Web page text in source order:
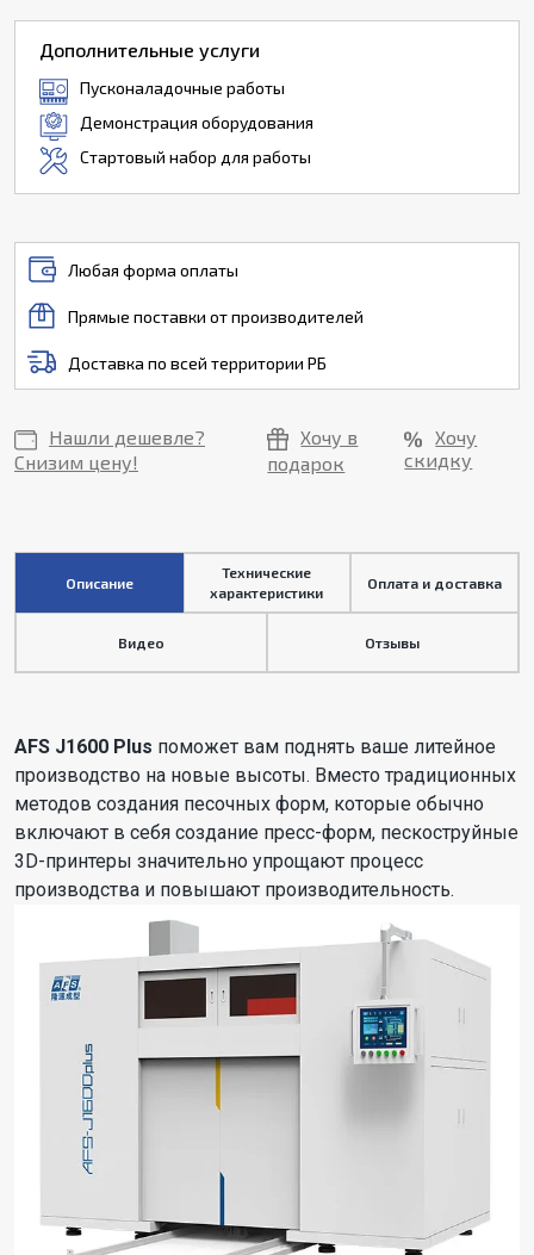
Дополнительные услуги
Пусконаладочные работы
Демонстрация оборудования
Стартовый набор для работы
Любая форма оплаты
Прямые поставки от производителей
Доставка по всей территории РБ
Нашли дешевле?
Снизим цену!
Хочу в
подарок
Хочу
скидку
Описание
Технические
характеристики
Оплата и доставка
Видео Отзывы
AFS J1600 Plus поможет вам поднять ваше литейное
производство на новые высоты. Вместо традиционных
методов создания песочных форм, которые обычно
включают в себя создание пресс-форм, пескоструйные
3D-принтеры значительно упрощают процесс
производства и повышают производительность.